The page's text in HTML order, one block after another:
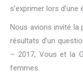
s’exprimer lors
Nous avions invité la
résultats d’un
– 2017, Vous et la
femmes.